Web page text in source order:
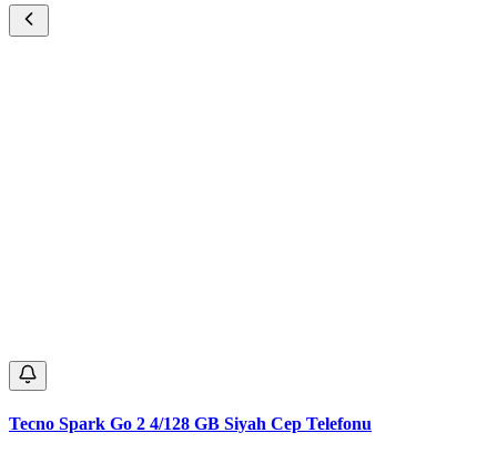
Tecno Spark Go 2 4/128 GB Siyah Cep Telefonu